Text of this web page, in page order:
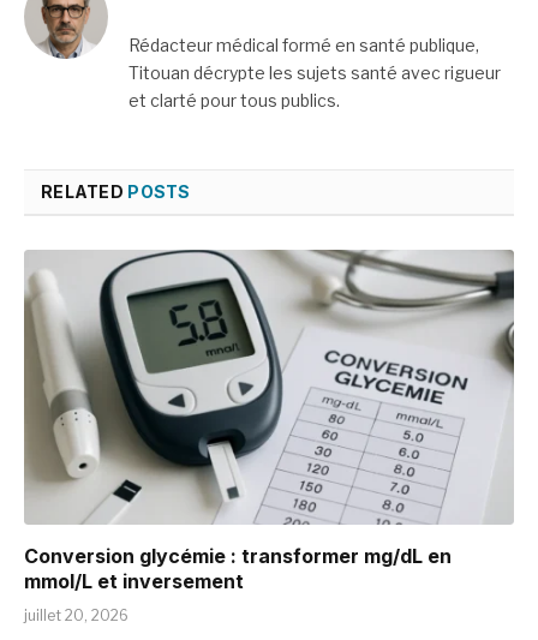
Rédacteur médical formé en santé publique,
Titouan décrypte les sujets santé avec rigueur
et clarté pour tous publics.
RELATED POSTS
Conversion glycémie : transformer mg/dL en
mmol/L et inversement
juillet 20, 2026